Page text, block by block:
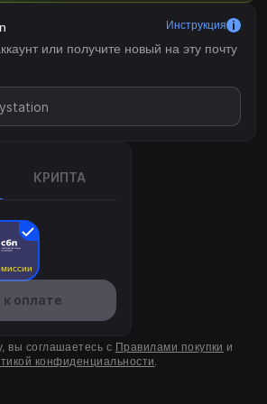
или получите новый на эту почту
Инструкция
КРИПТА
оплате
вы соглашаетесь с Правилами покупки и
конфиденциальности.